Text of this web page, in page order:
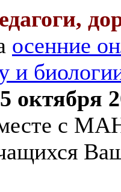
осенние
и
октября
с